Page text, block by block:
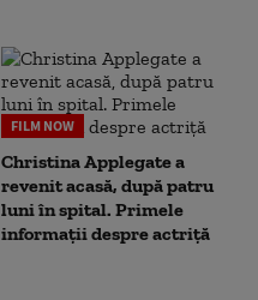
FILM NOW
Christina Applegate a
revenit acasă, după patru
luni în spital. Primele
informații despre actriță